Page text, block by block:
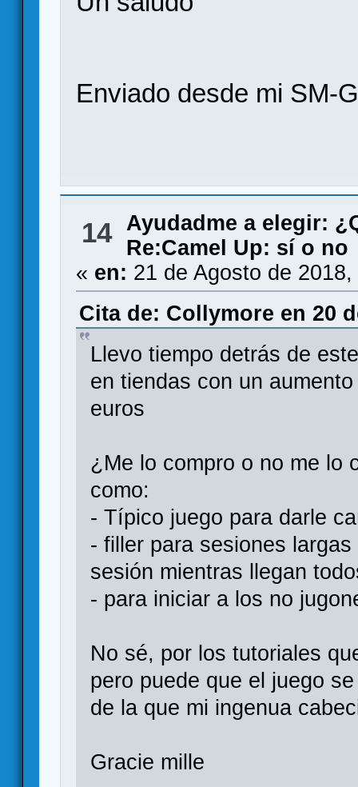
Enviado desde mi SM-
14 Ayudadme a elegir:
Re:Camel Up: sí o no
« en: 21 de Agosto de
Cita de: Collymore en 20
Llevo tiempo detrás de
en tiendas con un
euros
¿Me lo compro o no me lo
como:
- Típico juego para darle
- filler para sesiones
sesión mientras llegan
- para iniciar a los no
No sé, por los tutoriales
pero puede que el juego
de la que mi ingenua
Gracie mille